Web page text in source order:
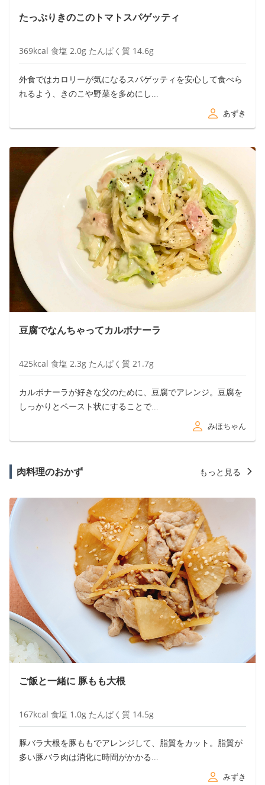
たっぷりきのこのトマトスパゲッティ
369kcal 食塩 2.0g たんぱく質 14.6g
外食ではカロリーが気になるスパゲッティを安心して食べら
れるよう、きのこや野菜を多めにし...
あずき
豆腐でなんちゃってカルボナーラ
425kcal 食塩 2.3g たんぱく質 21.7g
カルボナーラが好きな父のために、豆腐でアレンジ。豆腐を
しっかりとペースト状にすることで...
みほちゃん
肉料理のおかず もっと見る
ご飯と一緒に 豚もも大根
167kcal 食塩 1.0g たんぱく質 14.5g
豚バラ大根を豚ももでアレンジして、脂質をカット。脂質が
多い豚バラ肉は消化に時間がかかる...
みずき